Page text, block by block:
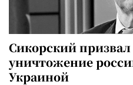
Сикорский призвал
уничтожение
Украиной